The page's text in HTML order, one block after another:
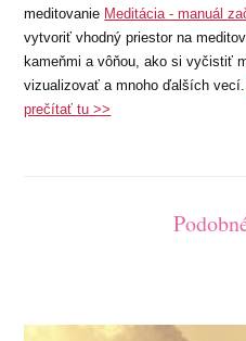
meditovanie Meditácia - manuál
vytvoriť vhodný priestor na
kameňmi a vôňou, ako si vyčistiť
vizualizovať a mnoho ďalších
prečítať tu >>